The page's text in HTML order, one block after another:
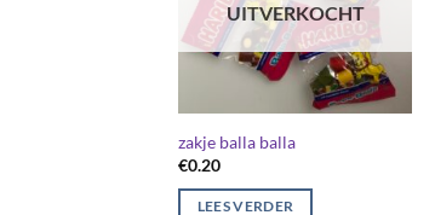
UITVERKOCHT
zakje balla balla
€0.20
LEES VERDER